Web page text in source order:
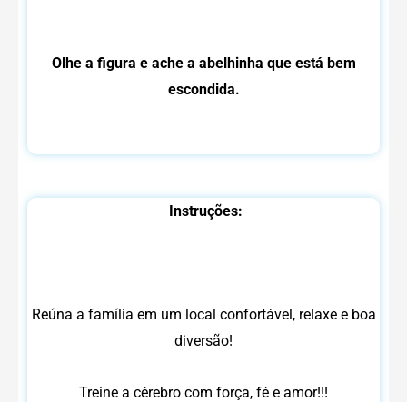
Olhe a figura e ache a abelhinha que está bem
escondida.
Instruções:
Reúna a família em um local confortável, relaxe e boa
diversão!
Treine a cérebro com força, fé e amor!!!